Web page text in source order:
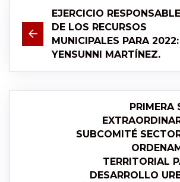
EJERCICIO RESPONSABLE
DE LOS RECURSOS
MUNICIPALES PARA 2022:
YENSUNNI MARTÍNEZ.
PRIMERA
SUBCOMITÉ
TERRITORIAL
DESARROLLO